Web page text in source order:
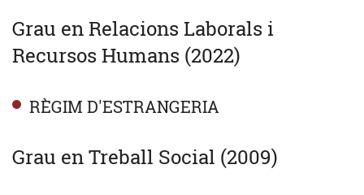
Grau en Relacions Laborals i
Recursos Humans (2022)
RÈGIM D'ESTRANGERIA
Grau en Treball Social (2009)